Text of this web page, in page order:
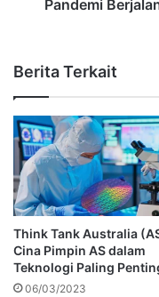
Pandemi
Berita Terkait
Think Tank Australia
Cina Pimpin AS dalam
Teknologi Paling
06/03/2023